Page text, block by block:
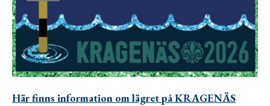
Här finns information om lägret på KRAGENÄS